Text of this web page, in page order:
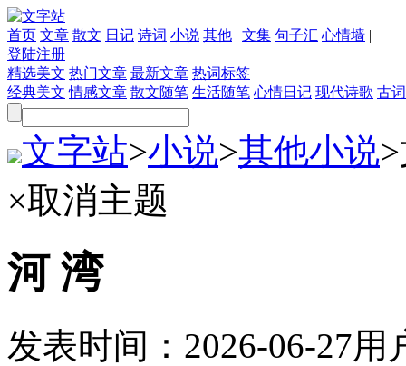
首页 文章 散文 日记 诗词 小说 其他 | 文集 句子汇 心情墙 |
登陆注册
精选美文 热门文章 最新文章 热词标签
经典美文 情感文章 散文随笔 生活随笔 心情日记 现代诗歌 古
文字站>小说>其他小说>
×取消主题
河 湾
发表时间： 2026-06-27用